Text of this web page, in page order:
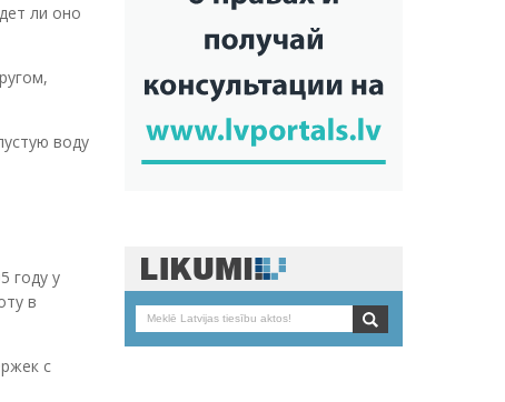
ли оно
воду
году у
в
с